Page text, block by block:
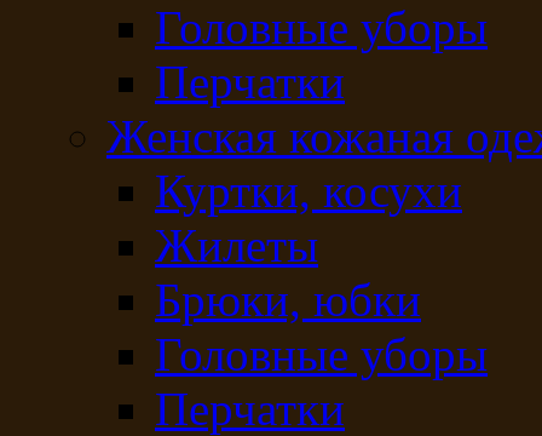
Головные уборы
Перчатки
Женская кожаная
Куртки, косухи
Жилеты
Брюки, юбки
Головные уборы
Перчатки